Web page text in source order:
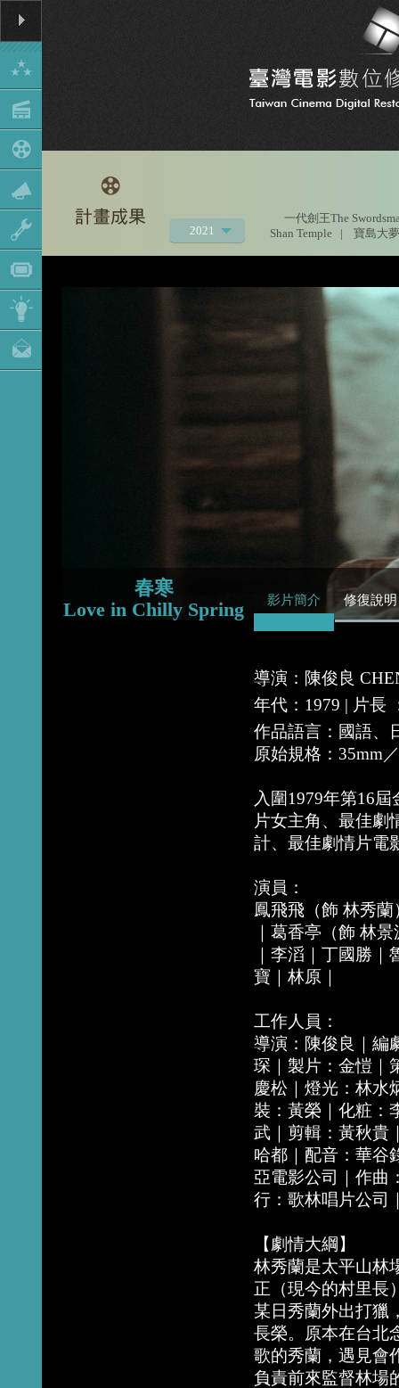
2021
2020
2019
2016
2013
一代劍王The
Shan Temple
| 寶島大
春寒
Love in Chilly Spring
影片簡介 修復說明
導演：陳俊良
年代：1979 | 片長
作品語言：國語、
原始規格：35mm
入圍1979年第16
片女主角、最佳劇
計、最佳劇情片電
演員：
鳳飛飛（飾 林秀
｜葛香亭（飾 林
｜李滔｜丁國勝
寶｜林原｜
工作人員：
導演：陳俊良｜編
琛｜製片：金愷｜
慶松｜燈光：林水
裝：黃榮｜化粧：
武｜剪輯：黃秋貴
哈都｜配音：華谷
亞電影公司｜作曲
行：歌林唱片公司
【劇情大綱】
林秀蘭是太平山林
正（現今的村里長
某日秀蘭外出打獵
長榮。原本在台北
歌的秀蘭，遇見會
負責前來監督林場